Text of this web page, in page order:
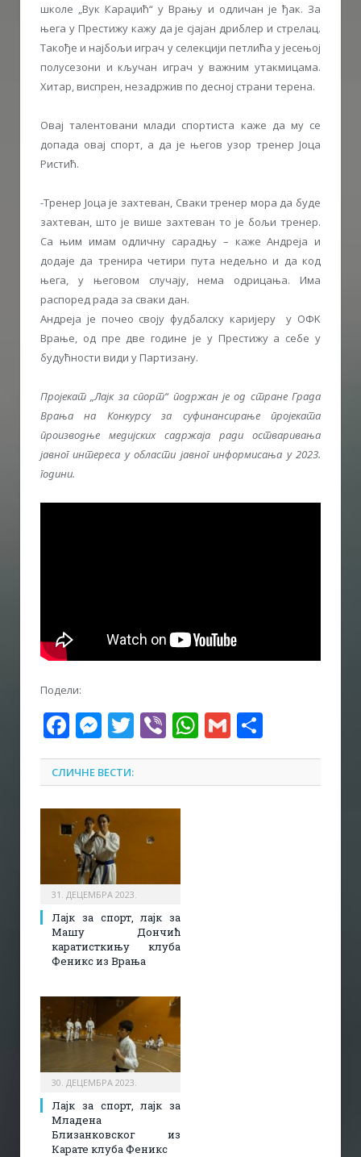
школе „Вук Караџић“ у Врању и одличан је ђак. За
њега у Престижу кажу да је сјајан дриблер и стрелац.
Такође и најбољи играч у селекцији петлића у јесењој
полусезони и кључан играч у важним утакмицама.
Хитар, виспрен, незадржив по десној страни терена.
Овај талентовани млади спортиста каже да му се
допада овај спорт, а да је његов узор тренер Јоца
Ристић.
-Тренер Јоца је захтеван, Сваки тренер мора да буде
захтеван, што је више захтеван то је бољи тренер.
Са њим имам одличну сарадњу – каже Андреја и
додаје да тренира четири пута недељно и да код
њега, у његовом случају, нема одрицања. Има
распоред рада за сваки дан.
Андреја је почео своју фудбалску каријеру у ОФK
Врање, од пре две године је у Престижу а себе у
будућности види у Партизану.
Пројекат „Лајк за спорт“ подржан је од стране Града
Врања на Конкурсу за суфинансирање пројеката
производње медијских садржаја ради остваривања
јавног интереса у области јавног информисања у 2023.
години.
Подели:
Facebook
Messenger
Twitter
ViberWhatsApp
Gmail
СЛИЧНЕ ВЕСТИ:
31. ДЕЦЕМБРА 2023.
Лајк за спорт, лајк за
Машу Дончић
каратисткињу клуба
Феникс из Врања
30. ДЕЦЕМБРА 2023.
Лајк за спорт, лајк за
Младена
Близанковског из
Карате клуба Феникс